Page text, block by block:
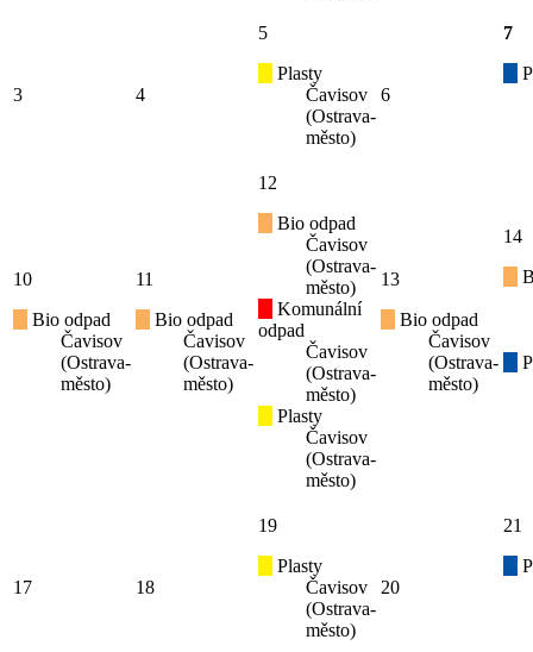
3 4
5
Plasty
Čavisov
(Ostrava-
město)
6
7
10
Bio odpad
Čavisov
(Ostrava-
město)
11
Bio odpad
Čavisov
(Ostrava-
město)
12
Bio odpad
Čavisov
(Ostrava-
město)
Komunální
odpad
Čavisov
(Ostrava-
město)
Plasty
Čavisov
(Ostrava-
město)
13
Bio odpad
Čavisov
(Ostrava-
město)
14
17 18
19
Plasty
Čavisov
(Ostrava-
město)
20
21